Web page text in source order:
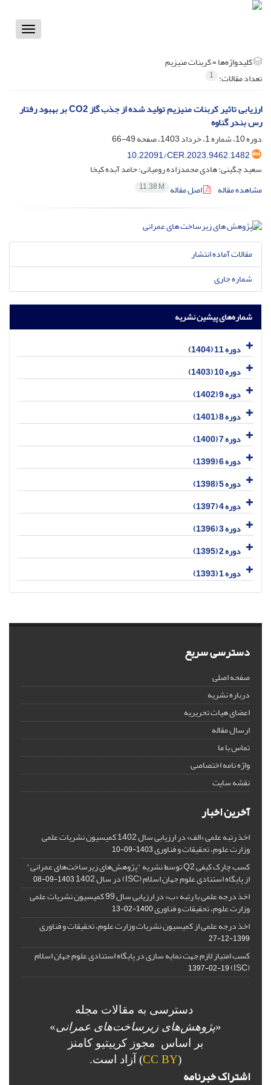
Toggle
کلیدواژه‌ها =کربنات منیزیم
تعداد مقالات: 1
ارزیابی تاثیر کربنات منیزیم تولید شده از جذب گاز CO2 بر بهبود رفتار
رس بندر گناوه
دوره 10، شماره 1، خرداد 1403، صفحه
49-66
10.22091/CER.2023.9462.1482
سعید چگینی؛ هادی محمدزاده رومیانی؛ حامد آبده کیخا
مشاهده مقاله
اصل مقاله 11.38 M
مقالات آماده انتشار
شماره جاری
شماره‌های پیشین نشریه
دوره 11 (1404)
دوره 10 (1403)
دوره 9 (1402)
دوره 8 (1401)
دوره 7 (1400)
دوره 6 (1399)
دوره 5 (1398)
دوره 4 (1397)
دوره 3 (1396)
دوره 2 (1395)
دوره 1 (1393)
دسترسی سریع
صفحه اصلی
درباره نشریه
اعضای هیات تحریریه
ارسال مقاله
تماس با ما
واژه نامه اختصاصی
نقشه سایت
آخرین اخبار
اخذ رتبه علمی «الف» در ارزیابی سال 1402 کمیسیون نشریات علمی
وزارت علوم، تحقیقات و فناوری1403-09-10
کسب چارک کیفی Q2 توسط نشریه "پژوهش‌های زیرساخت‌های عمرانی"
از پایگاه استنادی علوم جهان اسلام (ISC) در سال 1402 1403-09-08
اخذ درجه علمی با رتبه «ب» در ارزیابی سال 99 کمیسیون نشریات علمی
وزارت علوم، تحقیقات و فناوری1400-02-13
اخذ درجه علمی از کمیسیون نشریات وزارت علوم، تحقیقات و فناوری
1399-12-27
کسب امتیاز لازم جهت نمایه سازی در پایگاه استنادی علوم جهان اسلام
(ISC)
1397-02-19
دسترسی به مقالات مجله
«پژوهش‌های زیرساخت‌های عمرانی»
بر اساس مجوز کرییتیو کامنز
(
CC BY) آزاد است.
اشتراک خبرنامه